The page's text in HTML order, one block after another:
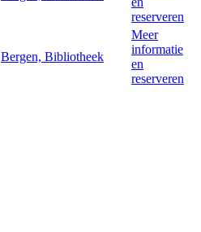
reserveren
Bergen, Bibliotheek
Meer
informatie
en
reserveren